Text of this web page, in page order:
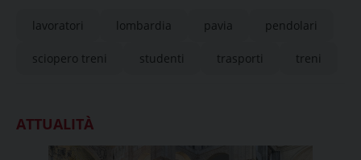
lavoratori lombardia pavia pendolari
sciopero treni studenti trasporti treni
ATTUALITÀ